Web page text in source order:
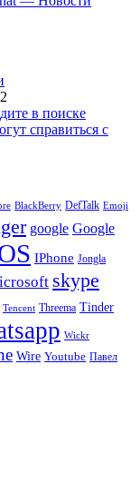
в поиске
справиться с
BlackBerry DefTalk Emoji
google Google
IPhone Jongla
skype
Tencent Threema Tinder
Wickr
Wire Youtube Павел